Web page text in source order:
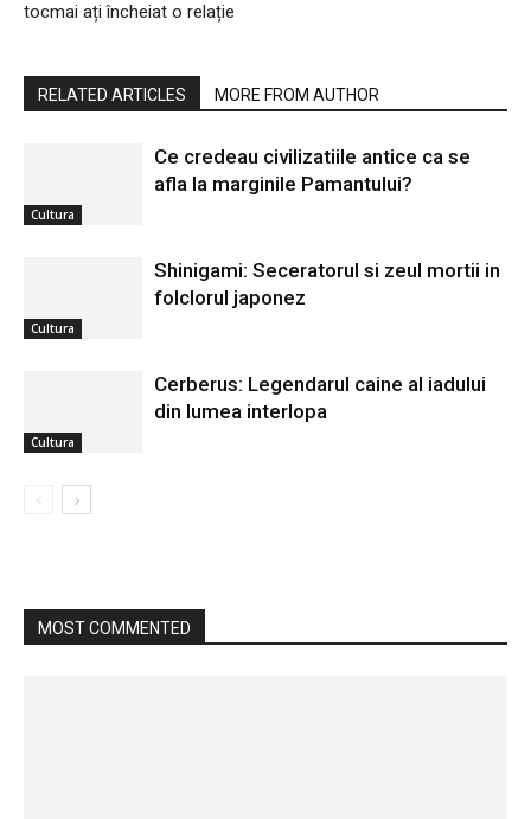
tocmai ați încheiat o relație
RELATED ARTICLES MORE FROM AUTHOR
Cultura
Ce credeau civilizatiile antice ca se
afla la marginile Pamantului?
Cultura
Shinigami: Seceratorul si zeul mortii in
folclorul japonez
Cultura
Cerberus: Legendarul caine al iadului
din lumea interlopa
MOST COMMENTED